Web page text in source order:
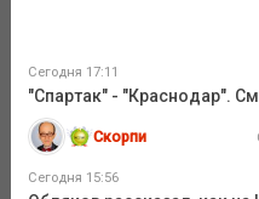
Сегодня 17:11
"Спартак" - "Краснодар".
Скорпи
Сегодня 15:56